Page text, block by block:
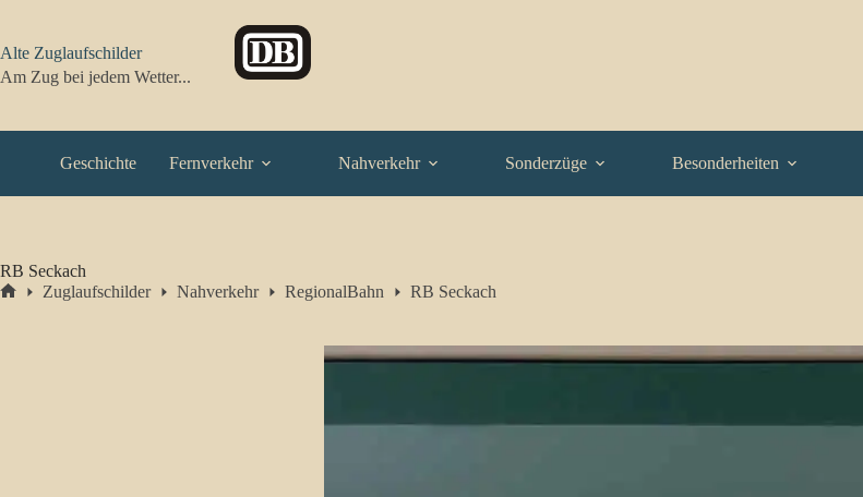
springen
Alte Zuglaufschilder
Am Zug bei jedem Wetter...
Geschichte Fernverkehr Nahverkehr Sonderzüge Besonderheiten
RB Seckach
Zuglaufschilder Nahverkehr RegionalBahn RB Seckach